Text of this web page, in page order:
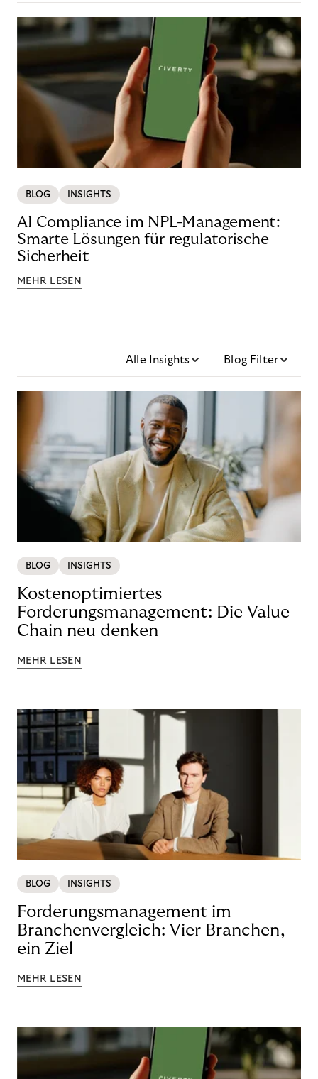
BLOG INSIGHTS
AI Compliance im NPL-Management:
Smarte Lösungen für regulatorische
Sicherheit
MEHR LESEN
Alle Insights Blog Filter
BLOG INSIGHTS
Kostenoptimiertes
Forderungsmanagement: Die Value
Chain neu denken
MEHR LESEN
BLOG INSIGHTS
Forderungsmanagement im
Branchenvergleich: Vier Branchen,
ein Ziel
MEHR LESEN